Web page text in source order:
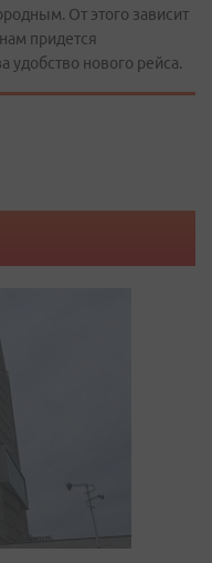
От этого зависит
придется
удобство нового рейса.